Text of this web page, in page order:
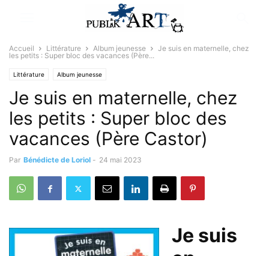
Accueil Littérature Album jeunesse
Je suis en maternelle, chez
les petits : Super bloc des vacances (Père...
Littérature Album jeunesse
Je suis en maternelle, chez
les petits : Super bloc des
vacances (Père Castor)
Par Bénédicte de Loriol - 24 mai 2023
Je suis